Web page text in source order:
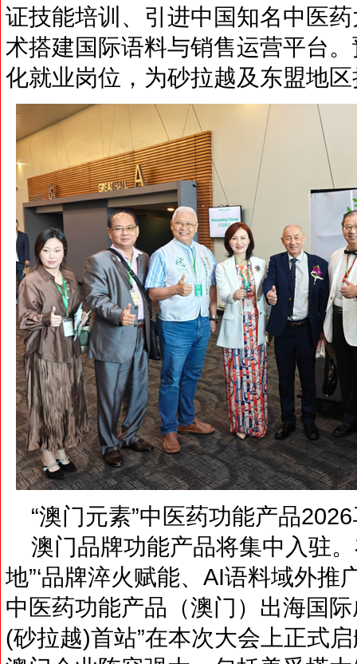
证技能培训、引进中国知名中医
术搭建国际语料与销售运营平台
化就业岗位，为砂拉越及东盟地
“澳门元素”中医药功能产品
澳门品牌功能产品将集中入驻
地”‘品牌淬火赋能、AI语料域外推
中医药功能产品（澳门）出海国
(砂拉越)首站”在本次大会上正式